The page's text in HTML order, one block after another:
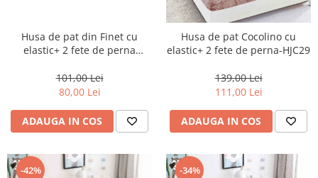
Husa de pat din Finet cu
elastic+ 2 fete de perna
101,00 Lei
80,00 Lei
ADAUGA IN COS
Husa de pat Cocolino cu
elastic+ 2 fete de perna-HJC29
139,00 Lei
111,00 Lei
ADAUGA IN COS
-42% -34%